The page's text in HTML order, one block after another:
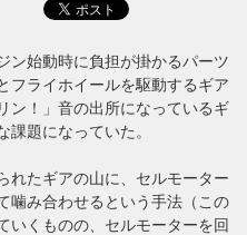
ン始動時に負担が掛かるパーツ
フライホイールを駆動するギア
ン！」音の出所になっているギ
題になっていた。
れたギアの山に、セルモーター
噛み合わせるという手法（この
いくものの、セルモーターを回